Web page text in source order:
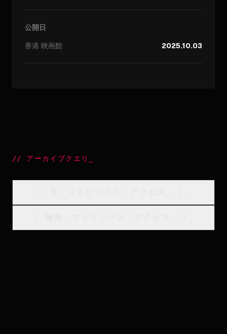
公開日
香港 映画館 2025.10.03
// アーカイブクエリ